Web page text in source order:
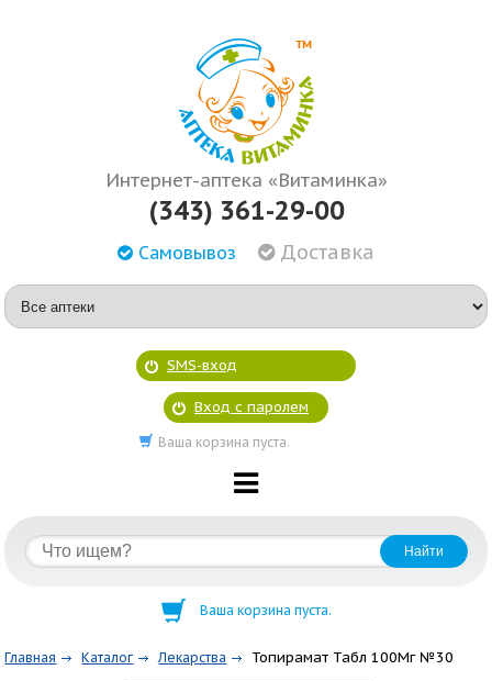
Интернет-аптека «Витаминка»
(343) 361-29-00
Самовывоз Доставка
SMS-вход
Вход с паролем
Ваша корзина пуста.
Ваша корзина пуста.
Главная Каталог Лекарства Топирамат Табл 100Мг №30